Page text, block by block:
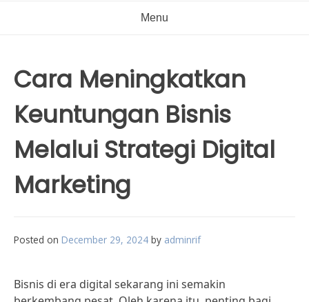
Menu
Cara Meningkatkan
Keuntungan Bisnis
Melalui Strategi Digital
Marketing
Posted on December 29, 2024 by adminrif
Bisnis di era digital sekarang ini semakin